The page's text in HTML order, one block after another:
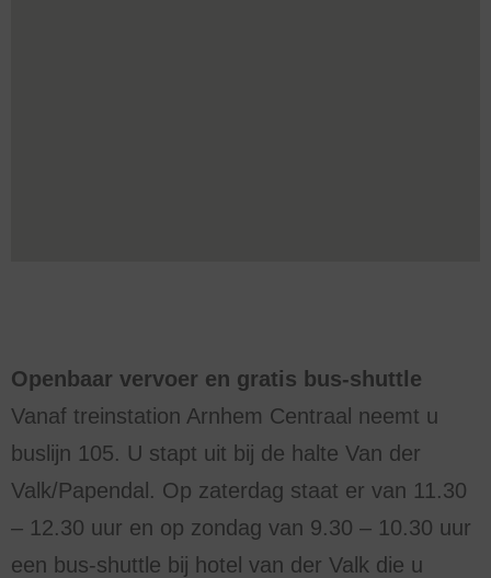
Openbaar vervoer en gratis bus-shuttle
Vanaf treinstation Arnhem Centraal neemt u
buslijn 105. U stapt uit bij de halte Van der
Valk/Papendal. Op zaterdag staat er van 11.30
– 12.30 uur en op zondag van 9.30 – 10.30 uur
een bus-shuttle bij hotel van der Valk die u